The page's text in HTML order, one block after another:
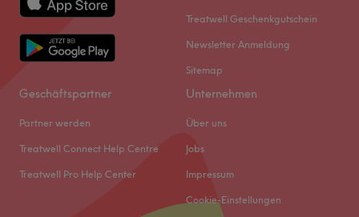
Treatwell Geschenkgutschein
Newsletter Anmeldung
Sitemap
Geschäftspartner
Partner werden
Treatwell Connect Help Centre
Treatwell Pro Help Center
Unternehmen
Über uns
Jobs
Impressum
Cookie-Einstellungen